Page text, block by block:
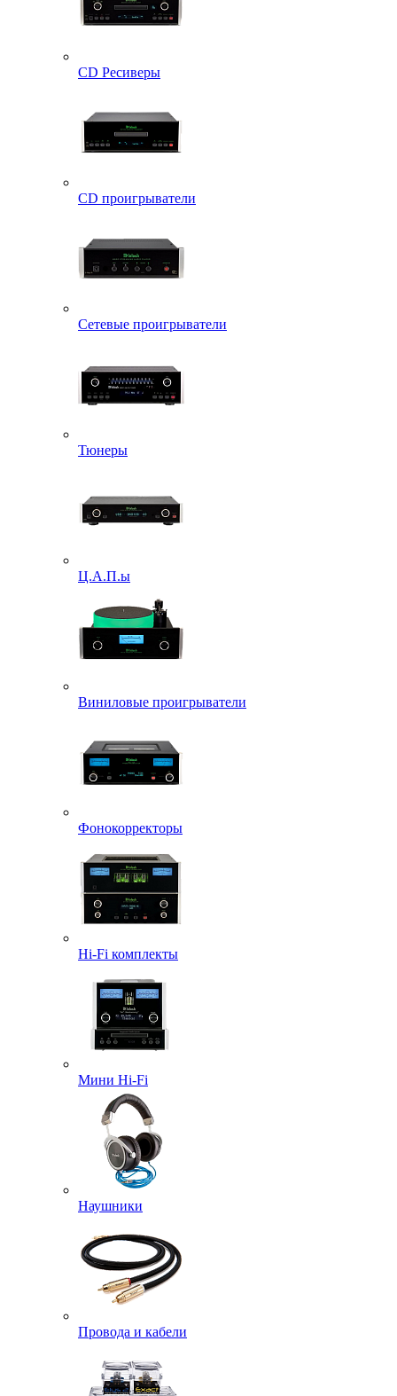
CD Ресиверы
CD проигрыватели
Сетевые проигрыватели
Тюнеры
Ц.А.П.ы
Виниловые проигрыватели
Фонокорректоры
Hi-Fi комплекты
Мини Hi-Fi
Наушники
Провода и кабели